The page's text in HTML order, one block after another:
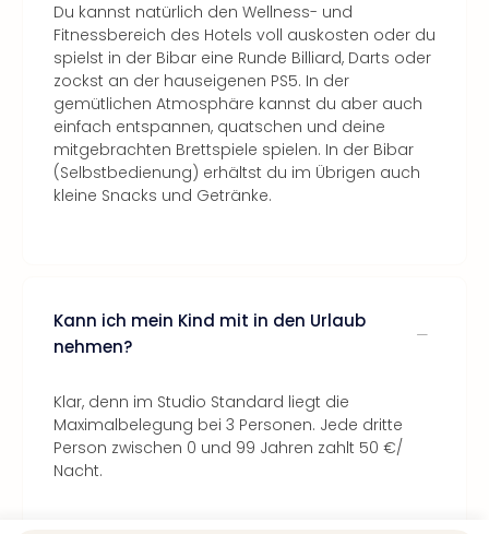
Du kannst natürlich den Wellness- und
Fitnessbereich des Hotels voll auskosten oder du
spielst in der Bibar eine Runde Billiard, Darts oder
zockst an der hauseigenen PS5. In der
gemütlichen Atmosphäre kannst du aber auch
einfach entspannen, quatschen und deine
mitgebrachten Brettspiele spielen. In der Bibar
(Selbstbedienung) erhältst du im Übrigen auch
kleine Snacks und Getränke.
Kann ich mein Kind mit in den Urlaub
nehmen?
Klar, denn im Studio Standard liegt die
Maximalbelegung bei 3 Personen. Jede dritte
Person zwischen 0 und 99 Jahren zahlt 50 €/
Nacht.